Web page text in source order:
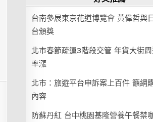
台南參展東京花道博覽會 黃偉哲與
台頒獎
北市春節疏運3階段交管 年貨大街
率漲
北市：旅遊平台申訴案上百件 籲網
內容
防蘇丹紅 台中桃園基隆營養午餐禁